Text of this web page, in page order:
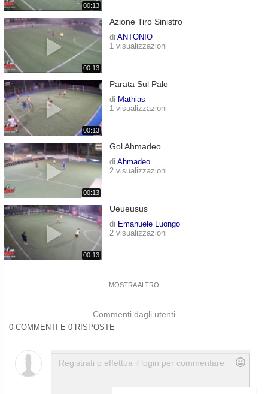
00:13
00:13
Azione Tiro Sinistro
di ANTONIO
1 visualizzazioni
00:13
Parata Sul Palo
di Mathias
1 visualizzazioni
00:13
Gol Ahmadeo
di Ahmadeo
2 visualizzazioni
00:13
Ueueusus
di Emanuele Luongo
2 visualizzazioni
MOSTRA ALTRO
Commenti dagli utenti
0 COMMENTI E 0 RISPOSTE